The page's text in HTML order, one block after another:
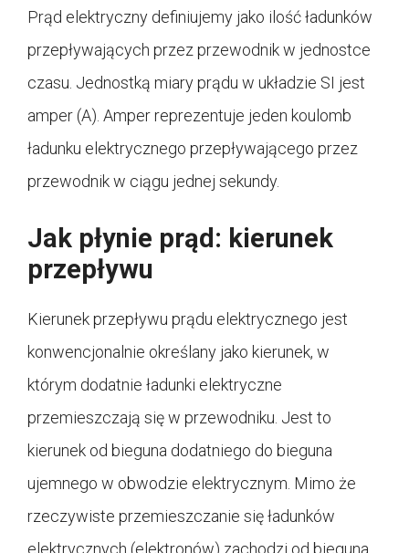
Prąd elektryczny definiujemy jako ilość ładunków
przepływających przez przewodnik w jednostce
czasu. Jednostką miary prądu w układzie SI jest
amper (A). Amper reprezentuje jeden koulomb
ładunku elektrycznego przepływającego przez
przewodnik w ciągu jednej sekundy.
Jak płynie prąd: kierunek
przepływu
Kierunek przepływu prądu elektrycznego jest
konwencjonalnie określany jako kierunek, w
którym dodatnie ładunki elektryczne
przemieszczają się w przewodniku. Jest to
kierunek od bieguna dodatniego do bieguna
ujemnego w obwodzie elektrycznym. Mimo że
rzeczywiste przemieszczanie się ładunków
elektrycznych (elektronów) zachodzi od bieguna